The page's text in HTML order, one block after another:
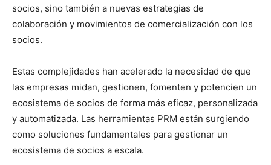
socios, sino también a nuevas estrategias de
colaboración y movimientos de comercialización con los
socios.
Estas complejidades han acelerado la necesidad de que
las empresas midan, gestionen, fomenten y potencien un
ecosistema de socios de forma más eficaz, personalizada
y automatizada. Las herramientas PRM están surgiendo
como soluciones fundamentales para gestionar un
ecosistema de socios a escala.